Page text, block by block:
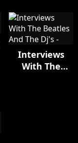
Interviews
With The